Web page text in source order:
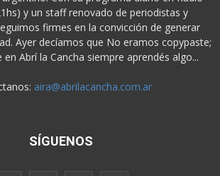
y un staff renovado de periodistas y
firmes en la convicción de generar
Ayer decíamos que No eramos copypaste;
Abrí la Cancha siempre aprendés algo...
aira@abrilacancha.com.ar
SÍGUENOS